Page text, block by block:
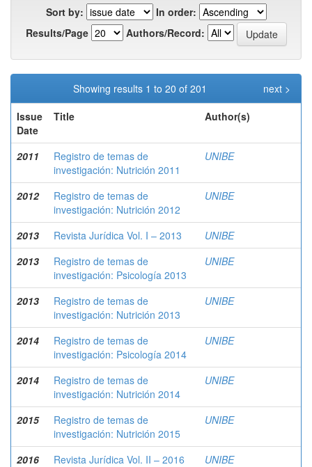
Sort by:
In order:
Results/Page
Authors/Record:
Showing results 1 to 20 of 201
next >
Issue
Date
Title Author(s)
2011
Registro de temas de
investigación: Nutrición 2011
UNIBE
2012
Registro de temas de
investigación: Nutrición 2012
UNIBE
2013 Revista Jurídica Vol. I – 2013
UNIBE
2013
Registro de temas de
investigación: Psicología 2013
UNIBE
2013
Registro de temas de
investigación: Nutrición 2013
UNIBE
2014
Registro de temas de
investigación: Psicología 2014
UNIBE
2014
Registro de temas de
investigación: Nutrición 2014
UNIBE
2015
Registro de temas de
investigación: Nutrición 2015
UNIBE
2016 Revista Jurídica Vol. II – 2016
UNIBE